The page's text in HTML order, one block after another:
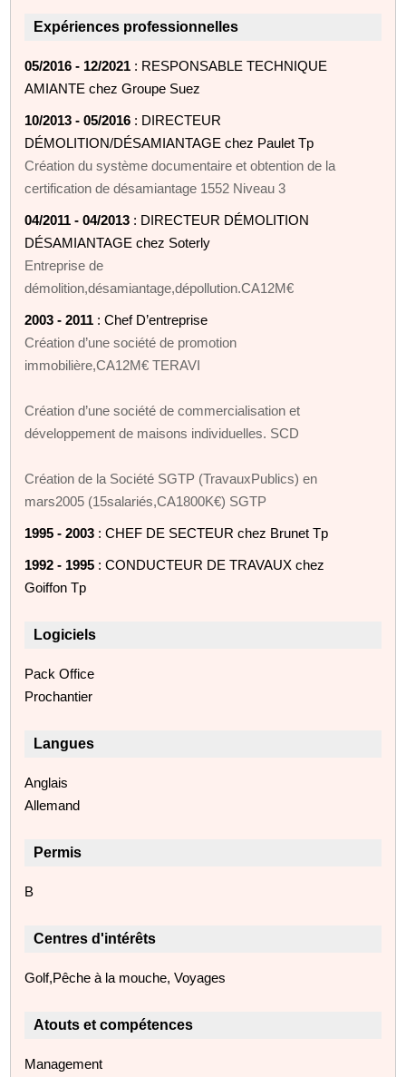
Expériences professionnelles
05/2016 - 12/2021 : RESPONSABLE TECHNIQUE
AMIANTE chez Groupe Suez
10/2013 - 05/2016 : DIRECTEUR
DÉMOLITION/DÉSAMIANTAGE chez Paulet Tp
Création du système documentaire et obtention de la
certification de désamiantage 1552 Niveau 3
04/2011 - 04/2013 : DIRECTEUR DÉMOLITION
DÉSAMIANTAGE chez Soterly
Entreprise de
démolition,désamiantage,dépollution.CA12M€
2003 - 2011 : Chef D’entreprise
Création d’une société de promotion
immobilière,CA12M€ TERAVI
Création d’une société de commercialisation et
développement de maisons individuelles. SCD
Création de la Société SGTP (TravauxPublics) en
mars2005 (15salariés,CA1800K€) SGTP
1995 - 2003 : CHEF DE SECTEUR chez Brunet Tp
1992 - 1995 : CONDUCTEUR DE TRAVAUX chez
Goiffon Tp
Logiciels
Pack Office
Prochantier
Langues
Anglais
Allemand
Permis
B
Centres d'intérêts
Golf,Pêche à la mouche, Voyages
Atouts et compétences
Management